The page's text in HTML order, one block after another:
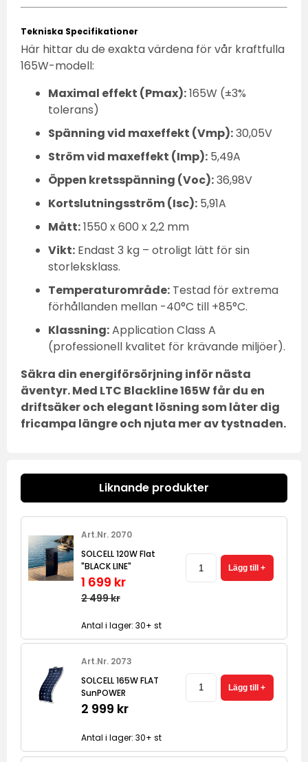
Tekniska Specifikationer
Här hittar du de exakta värdena för vår kraftfulla
165W-modell:
Maximal effekt (Pmax):165W (±3%
tolerans)
Spänning vid maxeffekt (Vmp):30,05V
Ström vid maxeffekt (Imp): 5,49A
Öppen kretsspänning (Voc):36,98V
Kortslutningsström (Isc): 5,91A
Mått:1550 x 600 x 2,2 mm
Vikt: Endast 3 kg – otroligt lätt för sin
storleksklass.
Temperaturområde: Testad för extrema
förhållanden mellan -40°C till +85°C.
Klassning:Application Class A
(professionell kvalitet för krävande miljöer).
Säkra din energiförsörjning inför nästa
äventyr. Med LTC Blackline 165W får du en
driftsäker och elegant lösning som låter dig
fricampa längre och njuta mer av tystnaden.
Liknande produkter
Art.Nr. 2070
SOLCELL 120W Flat
"BLACK LINE"
1 699 kr
2 499 kr
Antal i lager: 30+ st
Art.Nr. 2073
SOLCELL 165W FLAT
SunPOWER
2 999 kr
Antal i lager: 30+ st